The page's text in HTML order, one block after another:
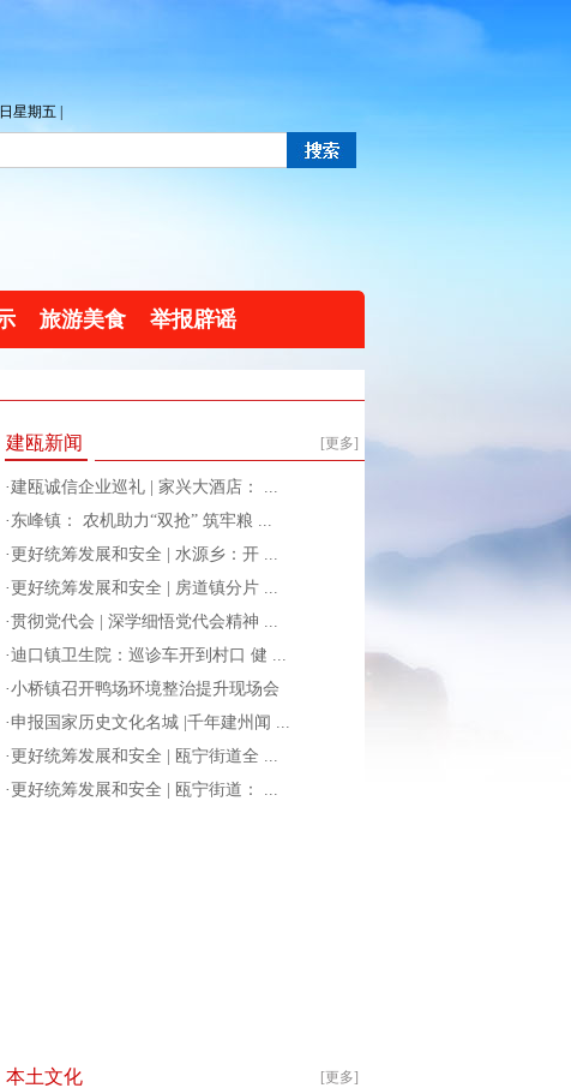
星期五 |
旅游美食 举报辟谣
[更多]
建瓯新闻
·建瓯诚信企业巡礼 | 家兴大酒店： ...
· 东峰镇： 农机助力“双抢” 筑牢粮 ...
· 更好统筹发展和安全 | 水源乡：开 ...
· 更好统筹发展和安全 | 房道镇分片 ...
·贯彻党代会 | 深学细悟党代会精神 ...
·迪口镇卫生院：巡诊车开到村口 健 ...
·小桥镇召开鸭场环境整治提升现场会
· 申报国家历史文化名城 |千年建州闻 ...
· 更好统筹发展和安全 | 瓯宁街道全 ...
· 更好统筹发展和安全 | 瓯宁街道： ...
[更多]
本土文化